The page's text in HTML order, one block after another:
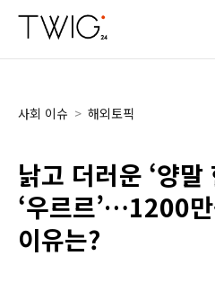
사회 이슈 > 해외토픽
낡고 더러운 ‘양말
‘우르르’…1200
이유는?